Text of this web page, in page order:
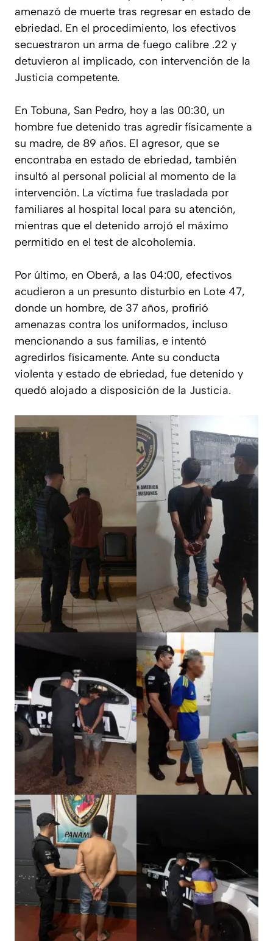
amenazó de muerte tras regresar en estado de
ebriedad. En el procedimiento, los efectivos
secuestraron un arma de fuego calibre .22 y
detuvieron al implicado, con intervención de la
Justicia competente.
En Tobuna, San Pedro, hoy a las 00:30, un
hombre fue detenido tras agredir físicamente a
su madre, de 89 años. El agresor, que se
encontraba en estado de ebriedad, también
insultó al personal policial al momento de la
intervención. La víctima fue trasladada por
familiares al hospital local para su atención,
mientras que el detenido arrojó el máximo
permitido en el test de alcoholemia.
Por último, en Oberá, a las 04:00, efectivos
acudieron a un presunto disturbio en Lote 47,
donde un hombre, de 37 años, profirió
amenazas contra los uniformados, incluso
mencionando a sus familias, e intentó
agredirlos físicamente. Ante su conducta
violenta y estado de ebriedad, fue detenido y
quedó alojado a disposición de la Justicia.